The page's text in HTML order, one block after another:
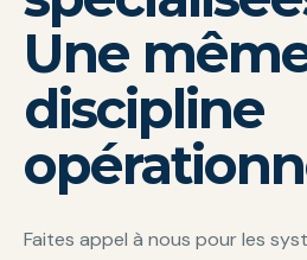
Une
discipline
Faites appel à nous pour les